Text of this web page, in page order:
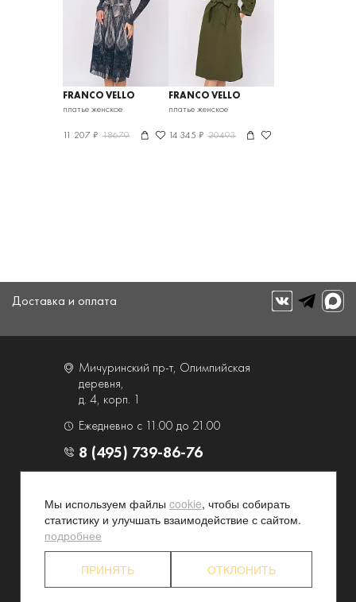
FRANCO VELLO
платье женское
11 207 ₽ 18679
FRANCO VELLO
платье женское
14 345 ₽ 20493
Доставка и оплата
Мичуринский пр-т, Олимпийская
деревня,
д. 4, корп. 1
Ежедневно с 11.00 до 21.00
8 (495) 739-86-76
Контакты и схема проезда
Наши преимущества
Программа лояльности
Партнерские программы
Конфиденциальность
Акционерам
Мы используем файлы cookie, чтобы собирать
статистику и улучшать взаимодействие с сайтом.
подробнее
ПРИНЯТЬ ОТКЛОНИТЬ